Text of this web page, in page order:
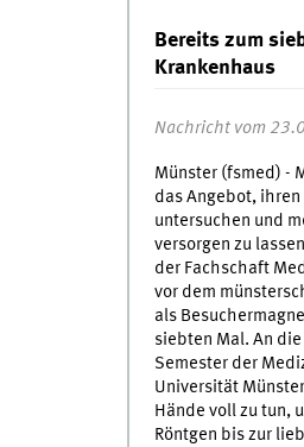
Bereits zum
Krankenhaus
Nachricht vom
Münster (fsmed) -
das Angebot,
untersuchen und
versorgen zu
der Fachschaft
vor dem
als
siebten Mal. An
Semester der
Universität
Hände voll zu tun,
Röntgen bis zur